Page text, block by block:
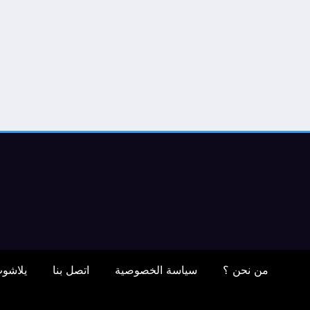
من نحن ؟ سياسة الخصوصية اتصل بنا